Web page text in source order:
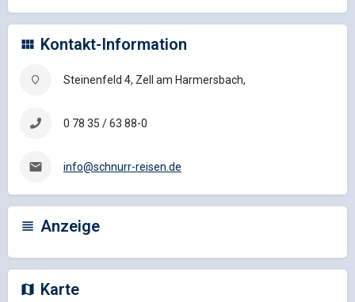
Kontakt-Information
Steinenfeld 4, Zell am Harmersbach,
0 78 35 / 63 88-0
info@schnurr-reisen.de
Anzeige
Karte